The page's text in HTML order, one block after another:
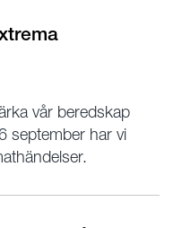
vår beredskap
september har vi